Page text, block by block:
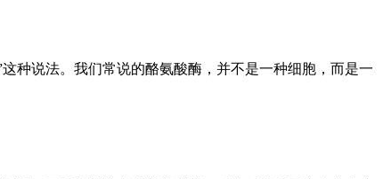
种说法。我们常说的酪氨酸酶，并不是一种细胞，而是一